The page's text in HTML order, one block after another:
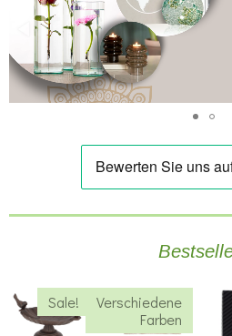
Sale!
Verschiedene
Farben